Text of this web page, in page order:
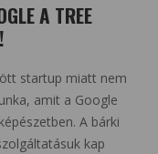
A TREE
startup miatt nem
amit a Google
A bárki
kap